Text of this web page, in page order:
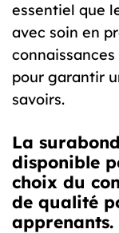
essentiel que
avec soin en
pour garantir
savoirs.
La
disponible
choix du
de qualité
apprenants.